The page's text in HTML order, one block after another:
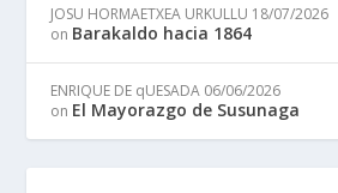
JOSU HORMAETXEA URKULLU 18/07/2026
on Barakaldo hacia 1864
ENRIQUE DE qUESADA 06/06/2026
on El Mayorazgo de Susunaga